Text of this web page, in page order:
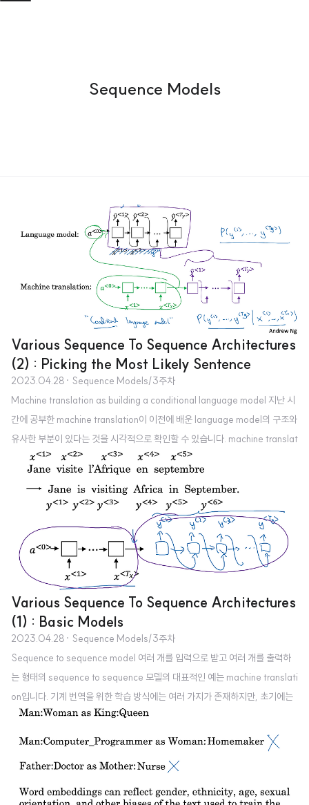
Sequence Models
Various Sequence To Sequence Architectures
(2) : Picking the Most Likely Sentence
2023.04.28 · Sequence Models/3주차
Machine translation as building a conditional language model 지난 시
간에 공부한 machine translation이 이전에 배운 language model의 구조와
유사한 부분이 있다는 것을 시각적으로 확인할 수 있습니다. machine translat
ion에서는 input x가 예측값 y hat과 동시에 입력으로 들어가지 않는 다는 점을
제외하면 구조가 유사합니다. 그리고 이러한 구조를 'contional language mo
del'이라고 부릅니다. input x라는 조건이 주어졌을 때, 예측값 y hat을 확률에
기반하여 예측하기 때문이죠. Finding the most likely translation 하지만 결
국 확률의 문제이기 때문에, 주어진 조..
Various Sequence To Sequence Architectures
(1) : Basic Models
2023.04.28 · Sequence Models/3주차
Sequence to sequence model 여러 개를 입력으로 받고 여러 개를 출력하
는 형태의 sequence to sequence 모델의 대표적인 예는 machine translati
on입니다. 기계 번역을 위한 학습 방식에는 여러 가지가 존재하지만, 초기에는
위처럼 입력을 쭉 받고, 이후에 예측 결과를 생성하면서 이를 입력으로 다시 제
공하는 방식을 취했습니다. Image captioning sequence to sequence를 i
mage captioning에 응용한 예시입니다. 이미지에 대한 feature를 최종적으
로 4096차원의 벡터로 표현하는 CNN 모델입니다. 원래는 이 벡터에 softm
ax를 적용하여 확률을 추출해내지만, 우리가 하고 싶은 것은 이미지에 적합한